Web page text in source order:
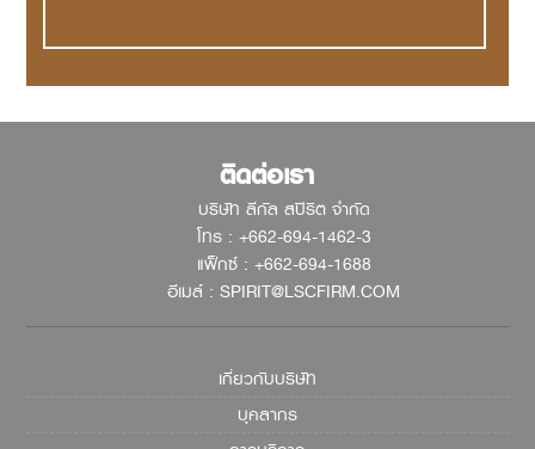
ติดต่อเรา
บริษัท ลีกัล สปิริต จำกัด
โทร : +662-694-1462-3
แฟ็กซ์ : +662-694-1688
อีเมล์ : SPIRIT@LSCFIRM.COM
เกี่ยวกับบริษัท
บุคลากร